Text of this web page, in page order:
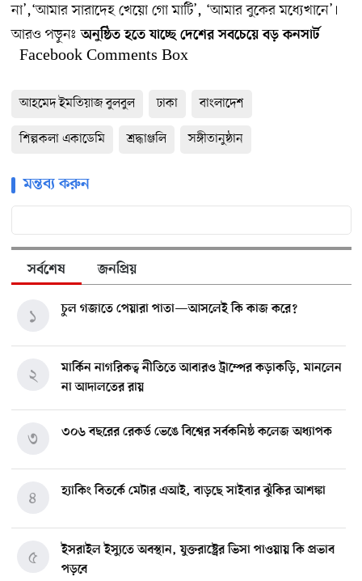
না’,‘আমার সারাদেহ খেয়ো গো মাটি’, ‘আমার বুকের মধ্যেখানে’।
আরও পড়ুনঃঅনুষ্ঠিত হতে যাচ্ছে দেশের সবচেয়ে বড় কনসার্ট
Facebook Comments Box
আহমেদ ইমতিয়াজ বুলবুল ঢাকা
বাংলাদেশ
শিল্পকলা একাডেমি
শ্রদ্ধাঞ্জলি সঙ্গীতানুষ্ঠান
মন্তব্য করুন
সর্বশেষ জনপ্রিয়
চুল গজাতে পেয়ারা পাতা—আসলেই কি কাজ করে?
১
মার্কিন নাগরিকত্ব নীতিতে আবারও ট্রাম্পের কড়াকড়ি, মানলেন
না আদালতের রায়
২
৩০৬ বছরের রেকর্ড ভেঙে বিশ্বের সর্বকনিষ্ঠ কলেজ অধ্যাপক
৩
হ্যাকিং বিতর্কে মেটার এআই, বাড়ছে সাইবার ঝুঁকির আশঙ্কা
৪
ইসরাইল ইস্যুতে অবস্থান, যুক্তরাষ্ট্রের ভিসা পাওয়ায় কি প্রভাব
পড়বে
৫